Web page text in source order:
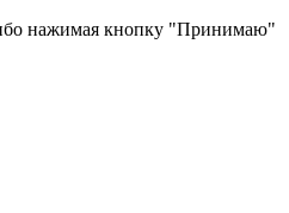
нажимая кнопку "Принимаю"